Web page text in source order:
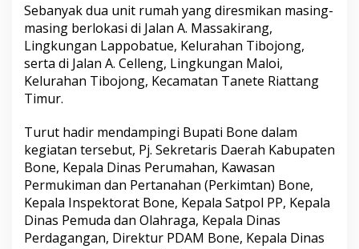
n
i
t
B
e
d
u
m
a
h
T
i
d
a
Sebanyak dua unit rumah yang diresmikan masing-
masing berlokasi di Jalan A. Massakirang,
Lingkungan Lappobatue, Kelurahan Tibojong,
serta di Jalan A. Celleng, Lingkungan Maloi,
Kelurahan Tibojong, Kecamatan Tanete Riattang
Timur.
Turut hadir mendampingi Bupati Bone dalam
kegiatan tersebut, Pj. Sekretaris Daerah Kabupaten
Bone, Kepala Dinas Perumahan, Kawasan
Permukiman dan Pertanahan (Perkimtan) Bone,
Kepala Inspektorat Bone, Kepala Satpol PP, Kepala
Dinas Pemuda dan Olahraga, Kepala Dinas
Perdagangan, Direktur PDAM Bone, Kepala Dinas